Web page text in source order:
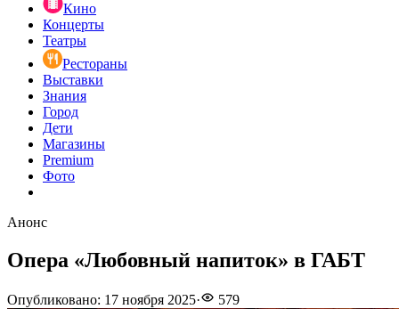
Кино
Концерты
Театры
Рестораны
Выставки
Знания
Город
Дети
Магазины
Premium
Фото
Анонс
Опера «Любовный напиток» в ГАБТ
Опубликовано: 17 ноября 2025· 579